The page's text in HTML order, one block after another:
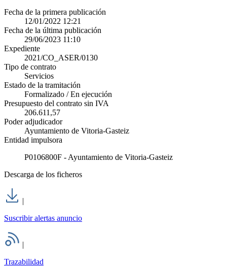
Fecha de la primera publicación
12/01/2022 12:21
Fecha de la última publicación
29/06/2023 11:10
Expediente
2021/CO_ASER/0130
Tipo de contrato
Servicios
Estado de la tramitación
Formalizado / En ejecución
Presupuesto del contrato sin IVA
206.611,57
Poder adjudicador
Ayuntamiento de Vitoria-Gasteiz
Entidad impulsora
P0106800F - Ayuntamiento de Vitoria-Gasteiz
Descarga de los ficheros
|
Suscribir alertas anuncio
|
Trazabilidad